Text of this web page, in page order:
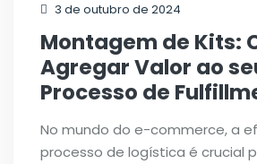
3 de outubro de 2024
Montagem de Kits:
Agregar Valor ao
Processo de
No mundo do e-commerce, a
processo de logística é crucial